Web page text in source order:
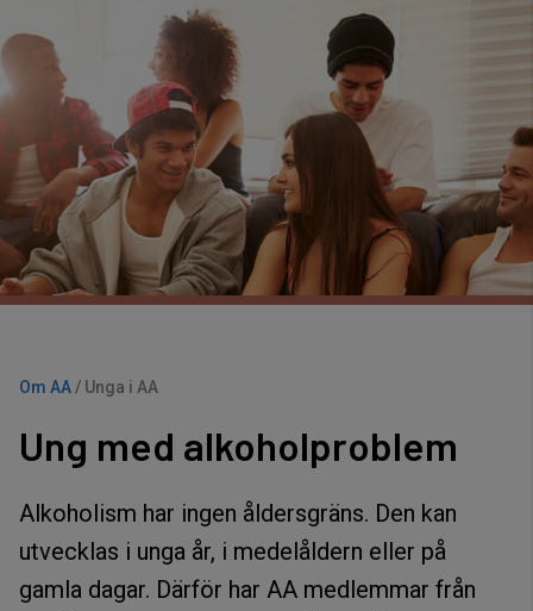
Om AA / Unga i AA
Ung med alkoholproblem
Alkoholism har ingen åldersgräns. Den kan
utvecklas i unga år, i medelåldern eller på
gamla dagar. Därför har AA medlemmar från